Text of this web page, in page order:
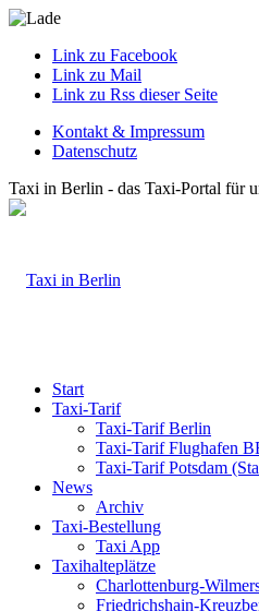
Link zu Facebook
Link zu Mail
Link zu Rss dieser Seite
Kontakt & Impressum
Datenschutz
Taxi in Berlin - das Taxi-Portal für
Start
Taxi-Tarif
Taxi-Tarif Berlin
Taxi-Tarif Flughafen
Taxi-Tarif Potsdam
News
Archiv
Taxi-Bestellung
Taxi App
Taxihalteplätze
Charlottenburg-
Friedrichshain-